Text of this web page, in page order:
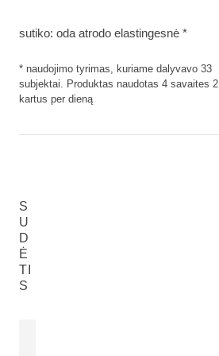
sutiko: oda atrodo elastingesnė *
* naudojimo tyrimas, kuriame dalyvavo 33
subjektai. Produktas naudotas 4 savaites 2
kartus per dieną
S
U
D
Ė
TI
S